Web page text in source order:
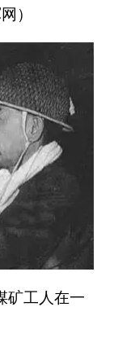
）
矿工人在一